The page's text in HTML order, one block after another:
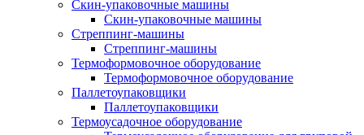
Скин-упаковочные машины
Скин-упаковочные машины
Стреппинг-машины
Стреппинг-машины
Термоформовочное оборудование
Термоформовочное оборудование
Паллетоупаковщики
Паллетоупаковщики
Термоусадочное оборудование